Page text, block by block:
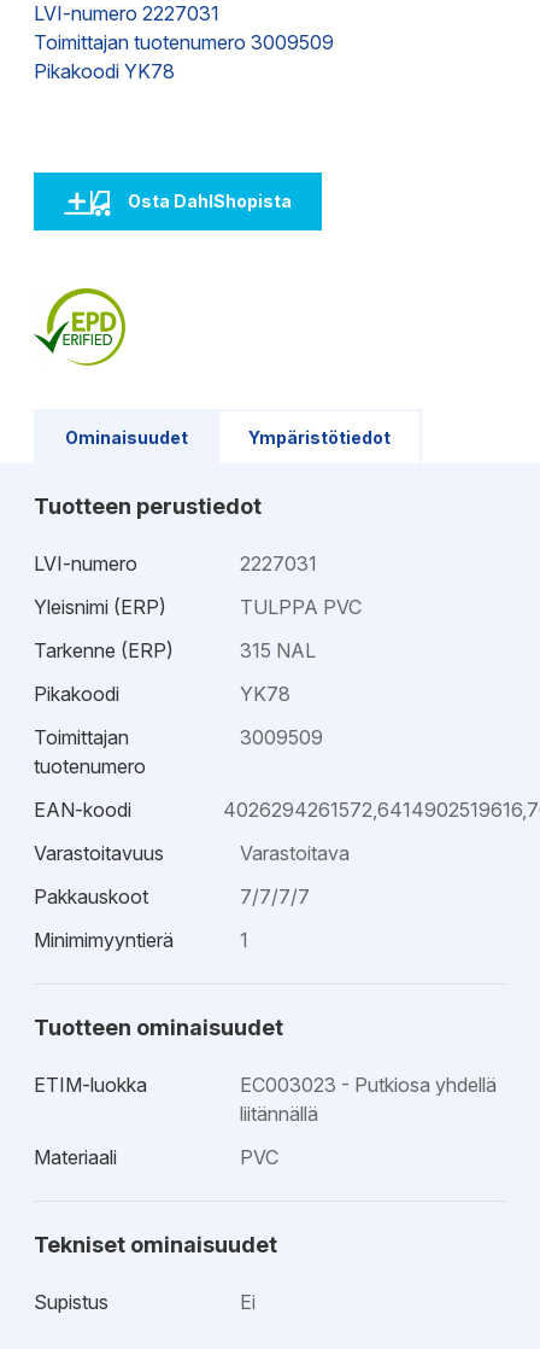
LVI-numero 2227031
Toimittajan tuotenumero 3009509
Pikakoodi YK78
Osta DahlShopista
Ominaisuudet Ympäristötiedot
Tuotteen perustiedot
LVI-numero
2227031
Yleisnimi (ERP)
TULPPA PVC
Tarkenne (ERP)
315 NAL
Pikakoodi
YK78
Toimittajan
tuotenumero
3009509
EAN-koodi
Varastoitavuus
Varastoitava
Pakkauskoot
7/7/7/7
Minimimyyntierä
1
Tuotteen ominaisuudet
ETIM-luokka
EC003023 - Putkiosa yhdellä
liitännällä
Materiaali
PVC
Tekniset ominaisuudet
Supistus Ei